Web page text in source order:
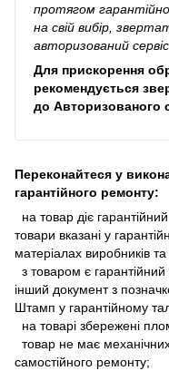
протягом
на свій вибір,
авторизований
Для прискорення
рекомендується
до Авторизованого
Переконайтеся у
гарантійного ремонту:
на товар діє
товари вказані у
матеріалах виробників
з товаром є
інший документ з
Штамп у гарантійному
на товарі збережені
товар не має
самостійного ремонту;